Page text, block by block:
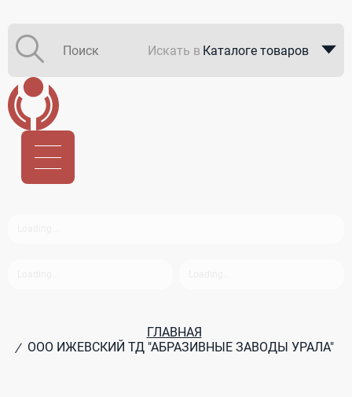
Искать в Каталоге товаров
ГЛАВНАЯ
/ ООО ИЖЕВСКИЙ ТД "АБРАЗИВНЫЕ ЗАВОДЫ УРАЛА"